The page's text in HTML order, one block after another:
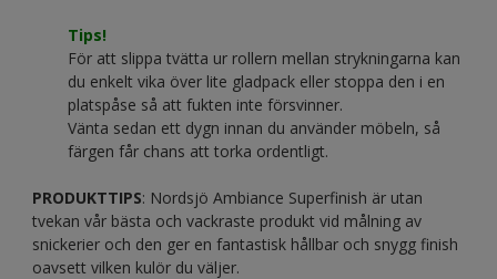
Tips!
För att slippa tvätta ur rollern mellan strykningarna kan
du enkelt vika över lite gladpack eller stoppa den i en
platspåse så att fukten inte försvinner.
Vänta sedan ett dygn innan du använder möbeln, så
färgen får chans att torka ordentligt.
PRODUKTTIPS: Nordsjö Ambiance Superfinish är utan
tvekan vår bästa och vackraste produkt vid målning av
snickerier och den ger en fantastisk hållbar och snygg finish
oavsett vilken kulör du väljer.